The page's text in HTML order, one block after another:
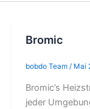
Bromic
bobdo Team / Mai
Bromic’s
jeder